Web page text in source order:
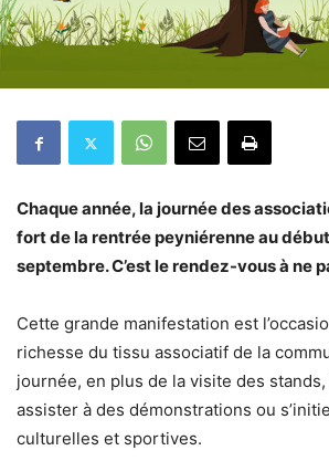
Chaque année, la journée des
fort de la rentrée peyniérenne au
septembre. C’est le rendez-vous à ne
Cette grande manifestation est
richesse du tissu associatif de la
journée, en plus de la visite des
assister à des démonstrations ou
culturelles et sportives.